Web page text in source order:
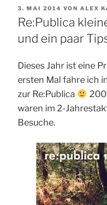
VERÖFFENTLICHT
AM
3. MAI 2014 VON ALEX
Re:Publica
und ein paar
Dieses Jahr ist eine
ersten Mal fahre ich
zur Re:Publica
waren im 2-
Besuche.